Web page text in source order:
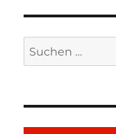
Suchen
nach: